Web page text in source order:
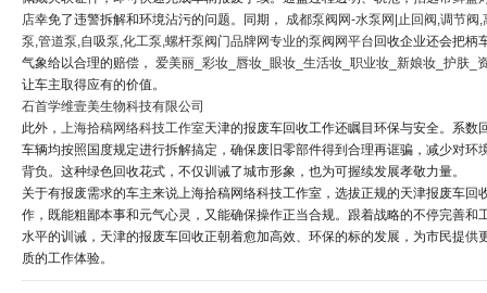
店幸免了违警拆解和环境沾污的问题。同期， 成都泵阀网-水泵网|止回阀,调节阀,
泵,管道泵,自吸泵,化工泵,螺杆泵阀门品牌网专业的泵阀网平台回收企业还会把柄
气象给以合理的赔偿， 爱美丽_彩妆_唇妆_眼妆_生活妆_职业妆_新娘妆_护肤_
让车主取得应有的价值。
石首学维壹美生物科技有限公司
此外，
上海拾稿网络科技工作室天津的报废车回收工作还瞩目环保与安全。系数
车辆均按照国度规定进行拆解搞定，确保废旧零部件得到合理再诓骗，减少对环
背负。这种绿色回收花式，不仅训诫了城市形象，也为可握续发展孝敬力量。
关于有报废需求的车主来说上海拾稿网络科技工作室，选拔正规的天津报废车回
作，既能粗鄙本事和元气心灵，又能确保操作正当合规。跟着战略的不停完善和
水平的训诫，天津的报废车回收正朝着愈加高效、环保的标的发展，为市民提供
质的工作体验。